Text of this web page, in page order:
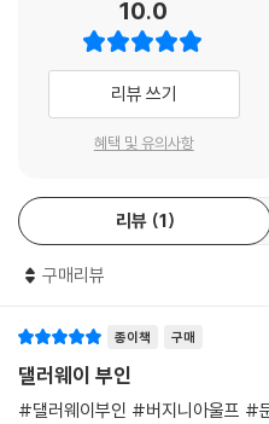
정치인의 아내로서 성대한 파티를
괴로워하다가 결국 창밖으로 몸을
른 세계에 속해 있는 것처럼 보인다.
중 셉티머스의 자살 소식을 들은 클
각한다. 그러면서 자신은 다시 파티
먹는다. 인생을 사랑하고 활력 넘치
있는 클래리사에게, 삶이란 죽음을
나 죽음을 의식하면서 이루어지는
여금 삶과 죽음이 불가분의 관계임을
‘의식의 흐름’ 기법을 사용한 모더니
10.0
리뷰 쓰기
혜택 및 유의사항
리뷰 1
구매리뷰
종이책 구매
댈러웨이 부인
#댈러웨이부인 #버지니아울프 #